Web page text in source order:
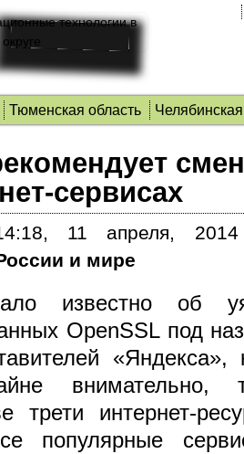
Тюменская область
сервисах
11 апреля,
и мире
известно об
OpenSSL под
«Яндекса»,
внимательно,
трети интернет-
популярные